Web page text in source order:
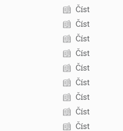
Číst
Číst
Číst
Číst
Číst
Číst
Číst
Číst
Číst